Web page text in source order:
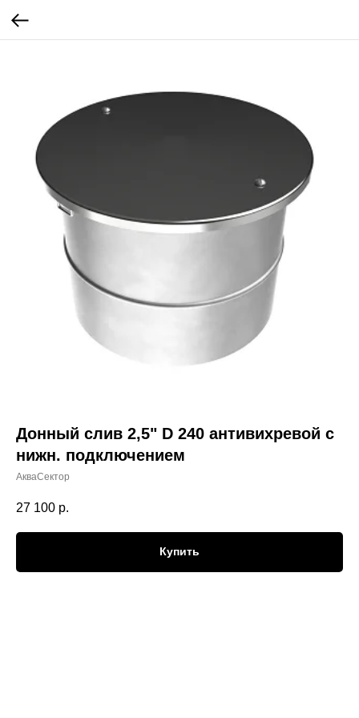
Донный слив 2,5" D 240 антивихревой с
нижн. подключением
АкваСектор
27 100 р.
Купить